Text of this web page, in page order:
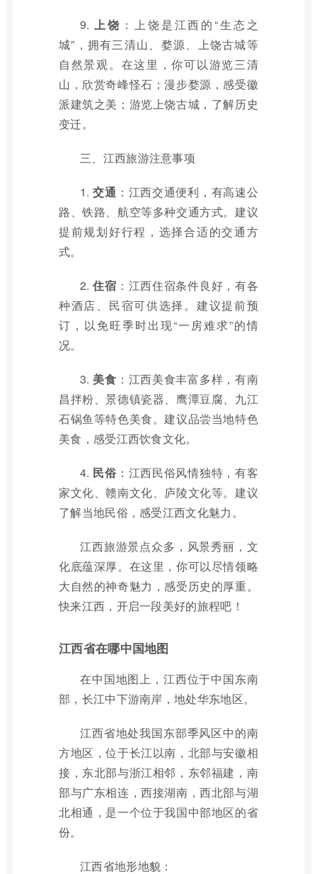
9.上饶 ：上饶是江西的“生态之
城”，拥有三清山、婺源、上饶古城等
自然景观。在这里，你可以游览三清
山，欣赏奇峰怪石；漫步婺源，感受徽
派建筑之美；游览上饶古城，了解历史
变迁。
三、江西旅游注意事项
1.交通 ：江西交通便利，有高速公
路、铁路、航空等多种交通方式。建议
提前规划好行程，选择合适的交通方
式。
2.住宿 ：江西住宿条件良好，有各
种酒店、民宿可供选择。建议提前预
订，以免旺季时出现“一房难求”的情
况。
3. 美食 ：江西美食丰富多样，有南
昌拌粉、景德镇瓷器、鹰潭豆腐、九江
石锅鱼等特色美食。建议品尝当地特色
美食，感受江西饮食文化。
4. 民俗 ：江西民俗风情独特，有客
家文化、赣南文化、庐陵文化等。建议
了解当地民俗，感受江西文化魅力。
江西旅游景点众多，风景秀丽，文
化底蕴深厚。在这里，你可以尽情领略
大自然的神奇魅力，感受历史的厚重。
快来江西，开启一段美好的旅程吧！
江西省在哪中国地图
在中国地图上，江西位于中国东南
部，长江中下游南岸，地处华东地区。
江西省地处我国东部季风区中的南
方地区，位于长江以南，北部与安徽相
接，东北部与浙江相邻，东邻福建，南
部与广东相连，西接湖南，西北部与湖
北相通，是一个位于我国中部地区的省
份。
江西省地形地貌：